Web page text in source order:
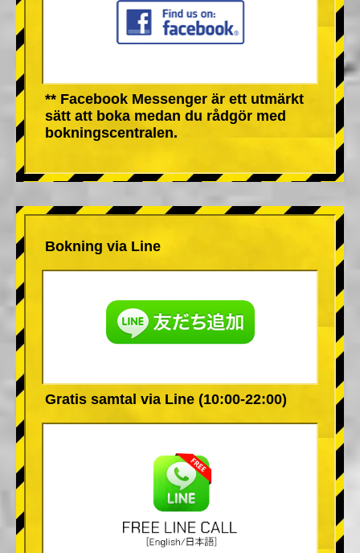
** Facebook Messenger är ett utmärkt
sätt att boka medan du rådgör med
bokningscentralen.
Bokning via Line
Gratis samtal via Line (10:00-22:00)